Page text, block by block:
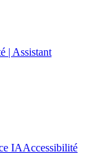
| Assistant
IAAccessibilité